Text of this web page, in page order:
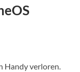
Handy verloren.